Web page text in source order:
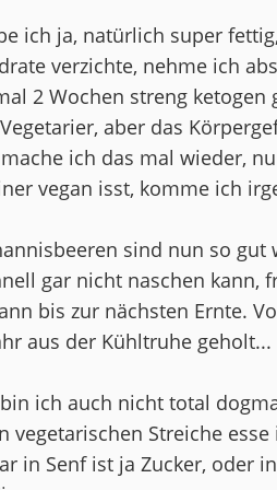
ich ja, natürlich super
verzichte, nehme ich
2 Wochen streng ketogen
aber das
ich das mal wieder,
vegan isst, komme ich
sind nun so
gar nicht naschen kann,
bis zur nächsten Ernte.
aus der Kühltruhe geholt...
ich auch nicht total
vegetarischen Streiche
in Senf ist ja Zucker, oder